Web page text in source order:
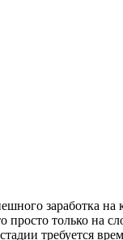
заработка
только на
требуется